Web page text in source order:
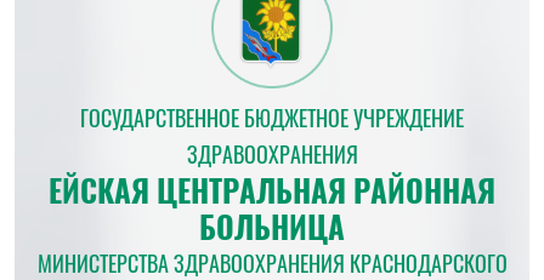
ГОСУДАРСТВЕННОЕ БЮДЖЕТНОЕ УЧРЕЖДЕНИЕ
ЗДРАВООХРАНЕНИЯ
ЕЙСКАЯ ЦЕНТРАЛЬНАЯ РАЙОННАЯ
БОЛЬНИЦА
МИНИСТЕРСТВА ЗДРАВООХРАНЕНИЯ КРАСНОДАРСКОГО